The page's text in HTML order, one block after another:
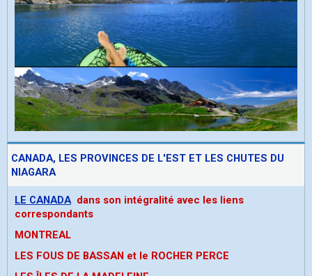
CANADA, LES PROVINCES DE L'EST ET LES CHUTES DU
NIAGARA
LE CANADA dans son intégralité avec les liens
correspondants
MONTREAL
LES FOUS DE BASSAN et le ROCHER PERCE